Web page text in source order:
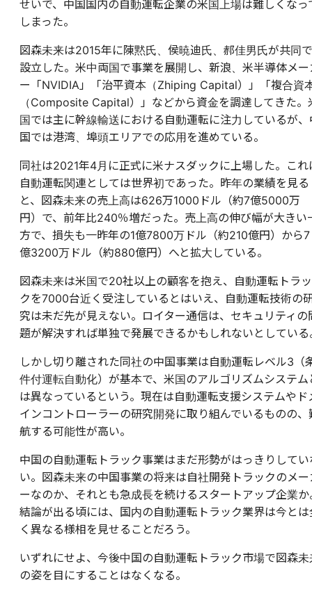
せいで、中国国内の自動運転企業の米国上場は難しくなっ
しまった。
図森未来は2015年に陳黙氏、侯暁迪氏、郝佳男氏が共同で
設立した。米中両国で事業を展開し、新浪、米半導体メー
ー「NVIDIA」「治平資本（Zhiping Capital）」「複合資
（Composite Capital）」などから資金を調達してきた。
国では主に幹線輸送における自動運転に注力しているが、
国では港湾、埠頭エリアでの応用を進めている。
同社は2021年4月に正式に米ナスダックに上場した。これ
自動運転関連としては世界初であった。昨年の業績を見る
と、図森未来の売上高は626万1000ドル（約7億5000万
円）で、前年比240％増だった。売上高の伸び幅が大きい
方で、損失も一昨年の1億7800万ドル（約210億円）から7
億3200万ドル（約880億円）へと拡大している。
図森未来は米国で20社以上の顧客を抱え、自動運転トラッ
クを7000台近く受注しているとはいえ、自動運転技術の
究は未だ先が見えない。ロイター通信は、セキュリティの
題が解決すれば単独で発展できるかもしれないとしている
しかし切り離された同社の中国事業は自動運転レベル3（
件付運転自動化）が基本で、米国のアルゴリズムシステム
は異なっているという。現在は自動運転支援システムやド
インコントローラーの研究開発に取り組んでいるものの、
航する可能性が高い。
中国の自動運転トラック事業はまだ形勢がはっきりしてい
い。図森未来の中国事業の将来は自社開発トラックのメー
ーなのか、それとも急成長を続けるスタートアップ企業か
結論が出る頃には、国内の自動運転トラック業界は今とは
く異なる様相を見せることだろう。
いずれにせよ、今後中国の自動運転トラック市場で図森未
の姿を目にすることはなくなる。